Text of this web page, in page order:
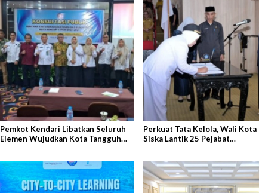
Pemkot Kendari Libatkan Seluruh
Elemen Wujudkan Kota Tangguh
Perkuat Tata Kelola, Wali Kota
Siska Lantik 25 Pejabat